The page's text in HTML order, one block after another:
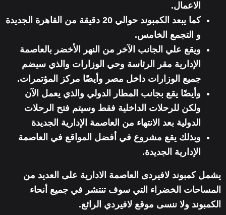
الاعمال.
كما يبعد الكمبوند حوالي 20 دقيقة من القاهرة الجديدة
و التجمع الخامس.
ويقع علي الجانب الآخر من النهر الأخضر بالعاصمة
الإدارية مقر الرئاسة وحي الوزارات والذي سيضم
جميع الوزارات داخل مصر وأيضًا مركز المؤتمرات.
وأيضًا يقع بجانب المطار الدولي والذي يعمل الآن
ولكن للرحلات الداخلية فقط وسيتم فتح الرحلات
الدولية بعد الانتهاء من العاصمة الإدارية الجديدة
وبذلك يقع مشروع في أفضل المواقع في العاصمة
الإدارية الجديدة.
يشمل كمبوند لافيردى العاصمة الادارية على العديد من
المساحات الخضراء التي سوف تنتشر في جميع أنحاء
الكمبوند ولا ننسى موقع لافيردي الرائع.